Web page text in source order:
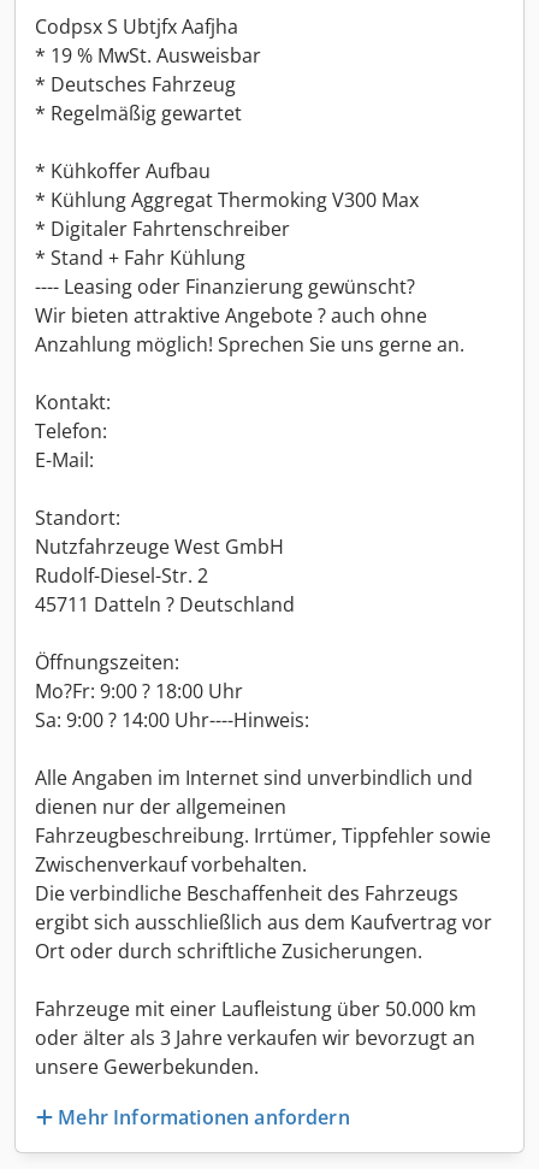
Codpsx S Ubtjfx Aafjha
* 19 % MwSt. Ausweisbar
* Deutsches Fahrzeug
* Regelmäßig gewartet
* Kühkoffer Aufbau
* Kühlung Aggregat Thermoking V300 Max
* Digitaler Fahrtenschreiber
* Stand + Fahr Kühlung
---- Leasing oder Finanzierung gewünscht?
Wir bieten attraktive Angebote ? auch ohne
Anzahlung möglich! Sprechen Sie uns gerne an.
Kontakt:
Telefon:
E-Mail:
Standort:
Nutzfahrzeuge West GmbH
Rudolf-Diesel-Str. 2
45711 Datteln ? Deutschland
Öffnungszeiten:
Mo?Fr: 9:00 ? 18:00 Uhr
Sa: 9:00 ? 14:00 Uhr----Hinweis:
Alle Angaben im Internet sind unverbindlich und
dienen nur der allgemeinen
Fahrzeugbeschreibung. Irrtümer, Tippfehler sowie
Zwischenverkauf vorbehalten.
Die verbindliche Beschaffenheit des Fahrzeugs
ergibt sich ausschließlich aus dem Kaufvertrag vor
Ort oder durch schriftliche Zusicherungen.
Fahrzeuge mit einer Laufleistung über 50.000 km
oder älter als 3 Jahre verkaufen wir bevorzugt an
unsere Gewerbekunden.
Mehr Informationen anfordern